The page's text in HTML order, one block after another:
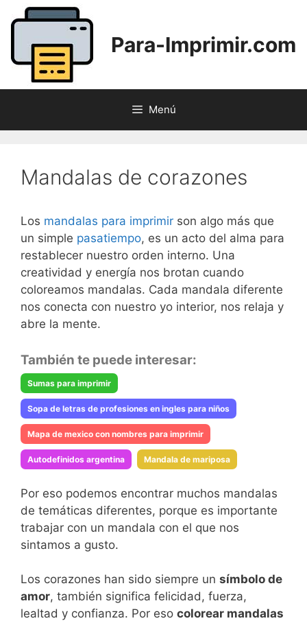
Saltar
contenido
Para-Imprimir.com
Menú
Mandalas de corazones
Los mandalas para imprimir son algo más que
un simple pasatiempo, es un acto del alma para
restablecer nuestro orden interno. Una
creatividad y energía nos brotan cuando
coloreamos mandalas. Cada mandala diferente
nos conecta con nuestro yo interior, nos relaja y
abre la mente.
También te puede interesar:
Sumas para imprimir
Sopa de letras de profesiones en ingles para niños
Mapa de mexico con nombres para imprimir
Autodefinidos argentina Mandala de mariposa
Por eso podemos encontrar muchos mandalas
de temáticas diferentes, porque es importante
trabajar con un mandala con el que nos
sintamos a gusto.
Los corazones han sido siempre un símbolo de
amor, también significa felicidad, fuerza,
lealtad y confianza. Por eso colorear mandalas